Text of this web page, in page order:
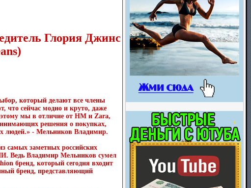
Глория Джинс
который делают все члены
что сейчас модно и круто, даже
мы в отличие от HM и Zara,
решения о покупках,
людей.» - Мельников Владимир.
самых заметных российских
Ведь Владимир Мельников сумел
бренд, который сегодня входит
бренд, представляющий